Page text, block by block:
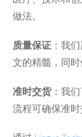
做法。
质量保证 ：我
文的精髓，同时
准时交货：我
流程可确保准时